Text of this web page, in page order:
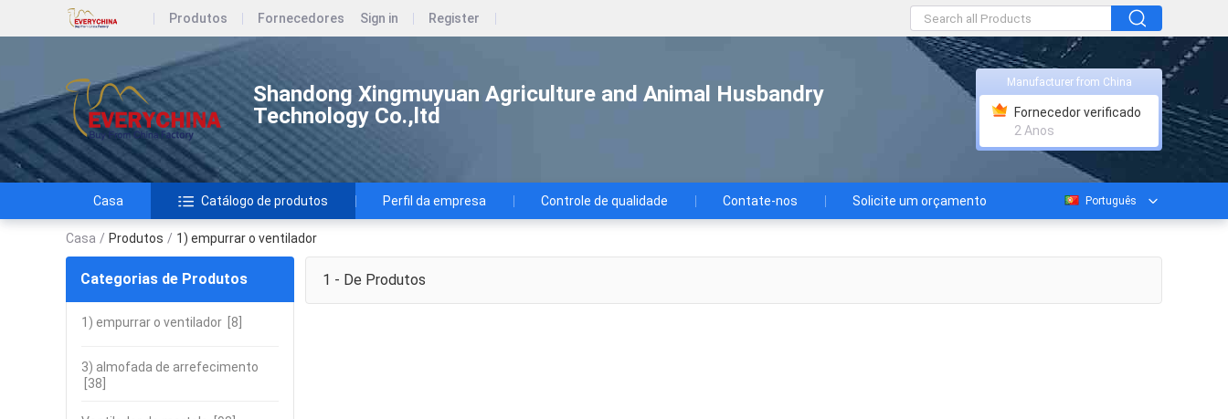
Produtos Fornecedores Sign in Register
Shandong Xingmuyuan Agriculture and Animal Husbandry
Technology Co.,ltd
Manufacturer from China
Fornecedor verificado
2 Anos
Casa Catálogo de produtos Perfil da empresa Controle de qualidade Contate-nos Solicite um orçamento Português
Casa / Produtos / 1) empurrar o ventilador
Categorias de Produtos
1) empurrar o ventilador [8]
3) almofada de arrefecimento
[38]
1 - De Produtos